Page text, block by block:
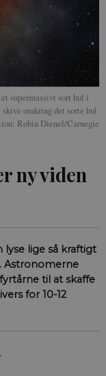
supermassivt sort hul i
omkring det sorte hul
Robin Dienel/Carnegie
ny viden
lyse lige så kraftigt
Astronomerne
til at skaffe
for 10-12